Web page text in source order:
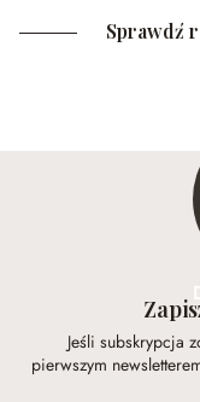
Sprawdź
Jeśli subskrypcja
pierwszym